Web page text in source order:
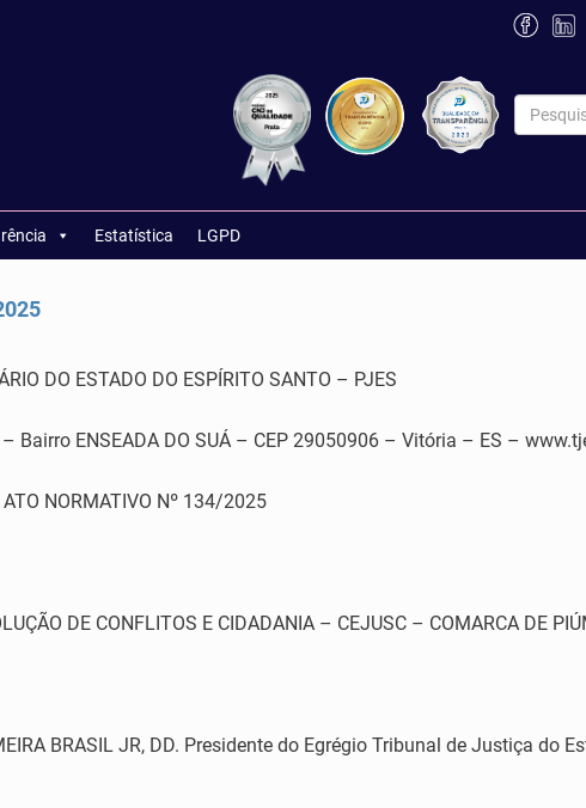
Estatística LGPD
DO ESTADO DO ESPÍRITO SANTO – PJES
– Bairro ENSEADA DO SUÁ – CEP 29050906 – Vitória – ES –
ATO NORMATIVO Nº 134/2025
DE CONFLITOS E CIDADANIA – CEJUSC – COMARCA DE
BRASIL JR, DD. Presidente do Egrégio Tribunal de Justiça do